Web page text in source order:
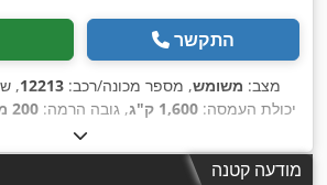
התקשר
מצב: משומש, מספר מכונה/רכב: 12213
,
, יכולת העמסה: 1,600 ק"ג , גובה הרמה: 200 מ"מ
, סוג דלק:
בנייה:1,330 מ"מ ,
מודעה קטנה